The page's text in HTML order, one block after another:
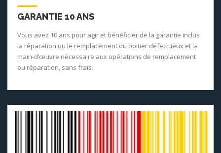
GARANTIE 10 ANS
Vous avez 10 ans pour agir et bénéficier de la garantie inclus
la réparation ou le remplacement du boitier défectueux et la
main-d’œuvre nécessaire aux opérations de remplacement
ou réparation, sans frais.